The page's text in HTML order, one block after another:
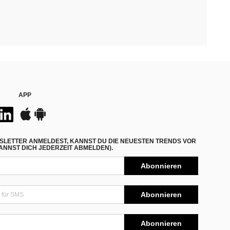
APP
ANMELDEST, KANNST DU DIE NEUESTEN TRENDS VOR
DICH JEDERZEIT ABMELDEN).
Abonnieren
Abonnieren
Abonnieren